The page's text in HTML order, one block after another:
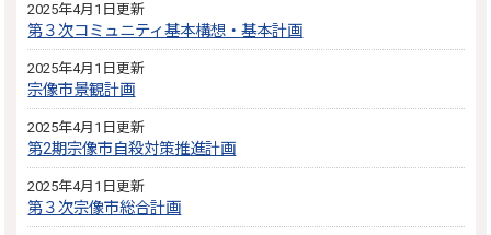
2025年4月1日更新
第３次コミュニティ基本構想・基本計画
2025年4月1日更新
宗像市景観計画
2025年4月1日更新
第2期宗像市自殺対策推進計画
2025年4月1日更新
第３次宗像市総合計画